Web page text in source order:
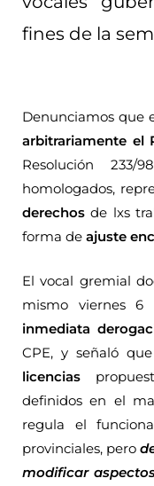
fines de la
Denunciamos que
arbitrariamente el
Resolución
homologados,
derechos de lxs
forma de ajuste
El vocal gremial
mismo viernes 6
inmediata
CPE, y señaló
licencias
definidos en el
regula el
provinciales, pero
modificar